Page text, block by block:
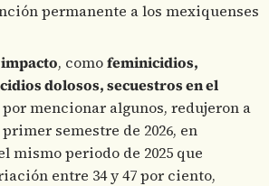
permanente a los mexiquenses
, comofeminicidios,
dolosos, secuestros en el
por mencionar algunos, redujeron a
semestre de 2026, en
mismo periodo de 2025 que
entre 34 y 47 por ciento,